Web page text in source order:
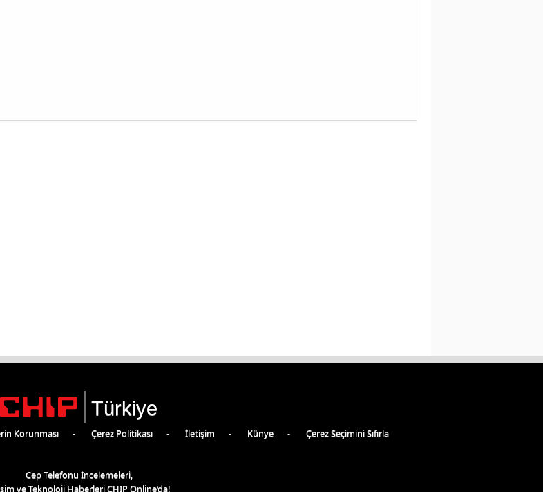
Türkiye
Korunması Çerez Politikası İletişim Künye Çerez Seçimini Sıfırla
Cep Telefonu İncelemeleri,
ve Teknoloji Haberleri CHIP Online’da!